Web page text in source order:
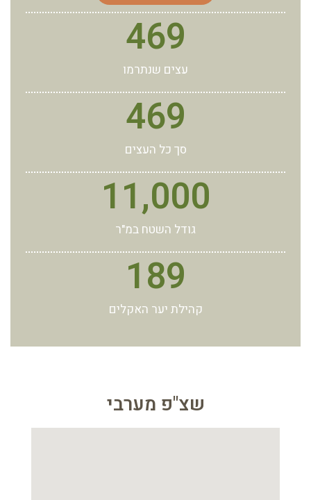
469
עצים שנתרמו
469
סך כל העצים
11,000
גודל השטח במ"ר
189
קהילת יער האקלים
שצ"פ מערבי